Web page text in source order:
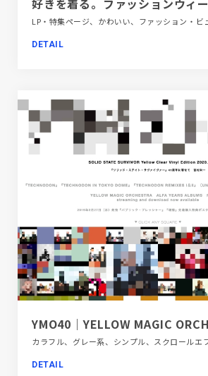
DETAIL
DETAIL